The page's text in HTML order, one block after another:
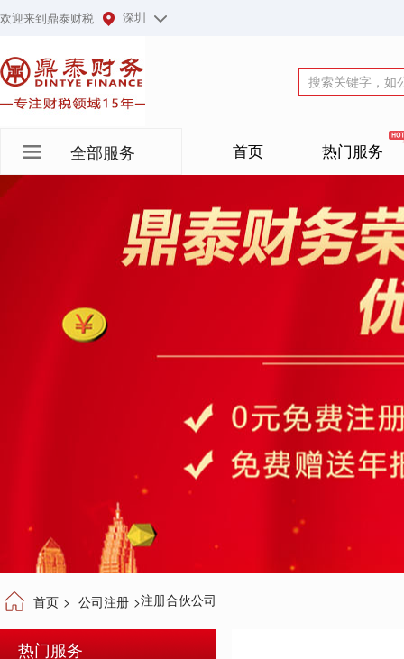
欢迎来到鼎泰财税 深圳
全部服务 首页 热门服务
首页 > 公司注册 >注册合伙公司
热门服务